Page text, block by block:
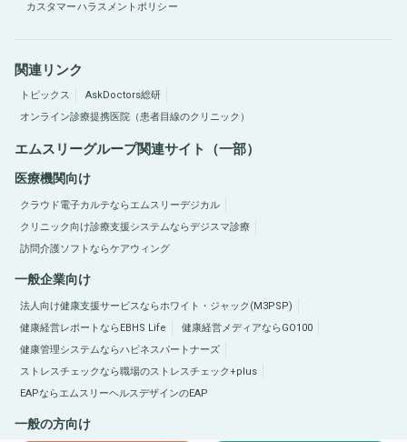
カスタマーハラスメントポリシー
関連リンク
トピックス
AskDoctors総研
オンライン診療提携医院（患者目線のクリニック）
エムスリーグループ関連サイト（一部）
医療機関向け
クラウド電子カルテならエムスリーデジカル
クリニック向け診療支援システムならデジスマ診療
訪問介護ソフトならケアウィング
一般企業向け
法人向け健康支援サービスならホワイト・ジャック(M3PSP)
健康経営レポートならEBHS Life
健康経営メディアならGO100
健康管理システムならハピネスパートナーズ
ストレスチェックなら職場のストレスチェック+plus
EAPならエムスリーヘルスデザインのEAP
一般の方向け